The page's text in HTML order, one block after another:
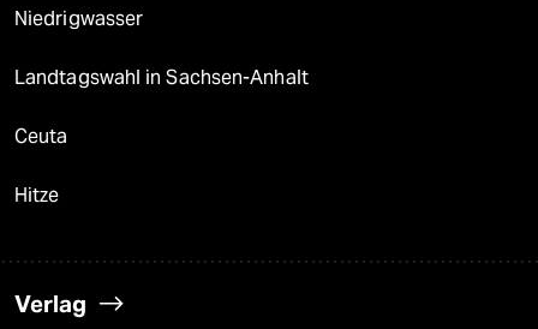
Niedrigwasser
Landtagswahl in Sachsen-Anhalt
Ceuta
Hitze
Verlag